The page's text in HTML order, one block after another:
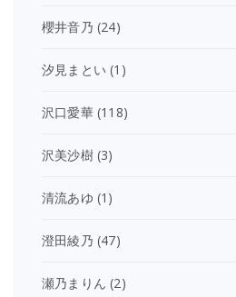
櫻井音乃 (24)
汐見まとい (1)
沢口愛華(118)
沢美沙樹(3)
清流あゆ (1)
澄田綾乃 (47)
瀬乃まりん (2)